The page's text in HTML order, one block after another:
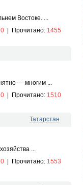
Востоке. ...
0 Прочитано: 1455
— многим ...
0 Прочитано: 1510
Татарстан
...
0 Прочитано: 1553